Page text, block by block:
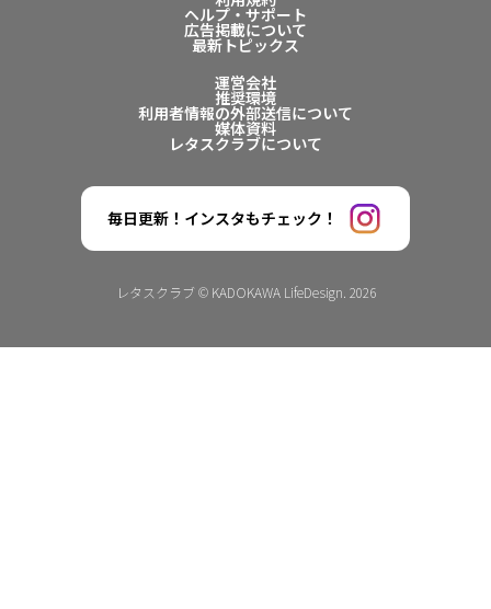
ヘルプ・サポート
広告掲載について
最新トピックス
運営会社
推奨環境
利用者情報の外部送信について
媒体資料
レタスクラブについて
毎日更新！インスタもチェック！
レタスクラブ © KADOKAWA LifeDesign. 2026